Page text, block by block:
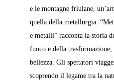
e le montagne friulane,
quella della metallurgia.
e metalli” racconta la storia
fuoco e della
bellezza. Gli spettatori
scoprendo il legame tra la